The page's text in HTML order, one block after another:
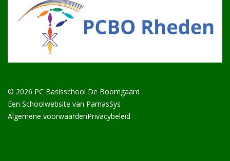
© 2026 PC Basisschool De Boomgaard
Een Schoolwebsite van ParnasSys
Algemene voorwaardenPrivacybeleid